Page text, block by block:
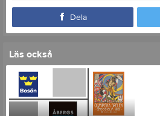
Dela
Läs också